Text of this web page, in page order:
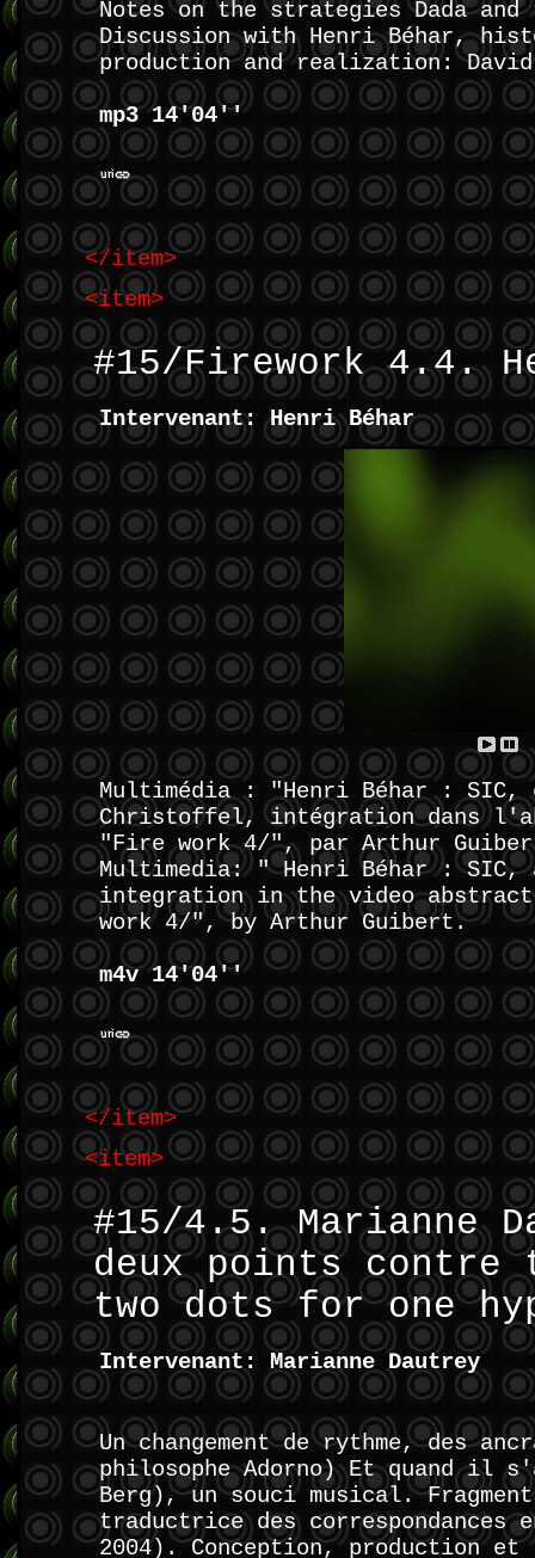
Notes on the strategies Dada
Discussion with Henri Béhar,
production and realization:
mp3 14'04''
</item>
<item>
#15/Firework 4.4.
Intervenant: Henri Béhar
Multimédia : "Henri Béhar :
Christoffel, intégration dans
"Fire work 4/", par Arthur
Multimedia: " Henri Béhar :
integration in the video abstract
work 4/", by Arthur Guibert.
m4v 14'04''
</item>
<item>
#15/4.5. Marianne
deux points contre
two dots for one
Intervenant: Marianne Dautrey
Un changement de rythme, des
philosophe Adorno) Et quand il
Berg), un souci musical.
traductrice des
2004). Conception, production